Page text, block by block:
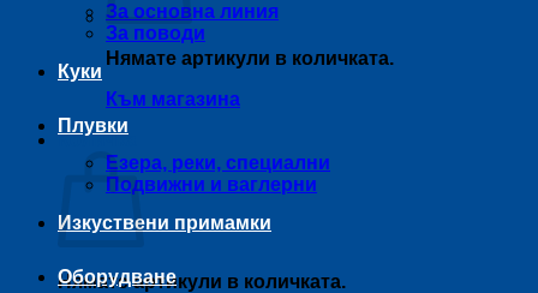
Нямате артикули в количката.
Към магазина
Количка
Нямате артикули в количката.
За основна линия
За поводи
Куки
Плувки
Езера, реки, специални
Подвижни и ваглерни
Изкуствени примамки
Оборудване